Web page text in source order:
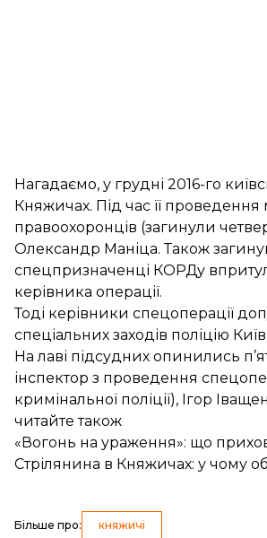
Нагадаємо, у грудні 2016-го
Княжичах. Під час її проведення
правоохоронців (загинули
Олександр Маніца. Також
спецпризначенці КОРДу впритул
керівника операції.
Тоді керівники спецоперації
спеціальних заходів поліцію
На лаві підсудних опинились
інспектор з проведення
кримінальної поліції), Ігор
читайте також
«Вогонь на ураження»: що
Стрілянина в Княжичах: у чому
Більше про: княжичі